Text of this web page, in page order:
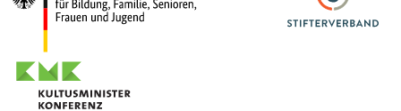
Kultusministerkonferenz